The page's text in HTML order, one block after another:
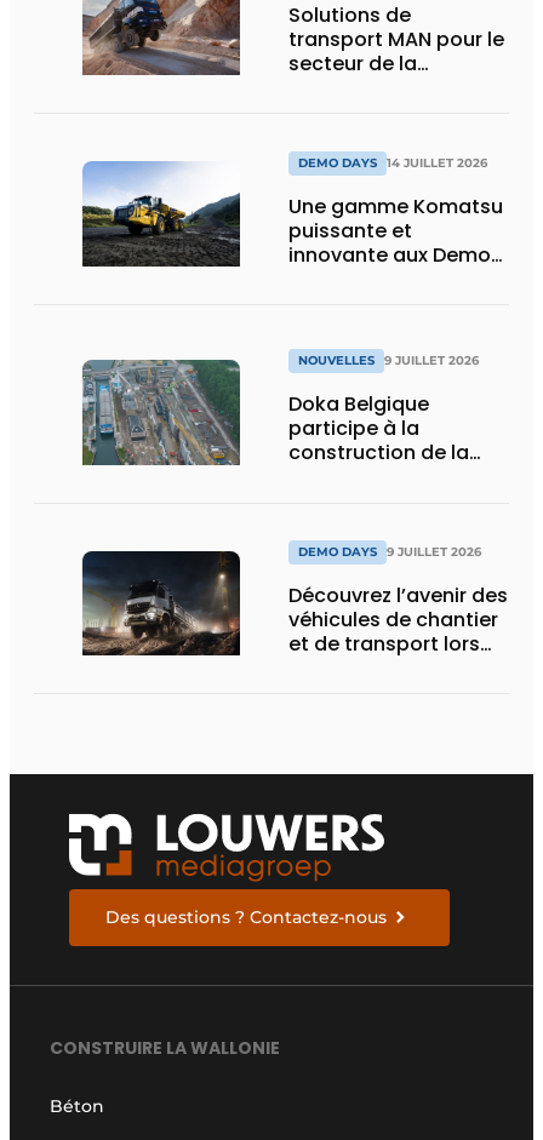
Solutions de
transport MAN pour le
secteur de la
DEMO DAYS 14 JUILLET 2026
Une gamme Komatsu
puissante et
innovante aux Demo
NOUVELLES 9 JUILLET 2026
Doka Belgique
participe à la
construction de la
DEMO DAYS 9 JUILLET 2026
Découvrez l’avenir des
véhicules de chantier
et de transport lors
Des questions ? Contactez-nous
CONSTRUIRE LA WALLONIE
Béton